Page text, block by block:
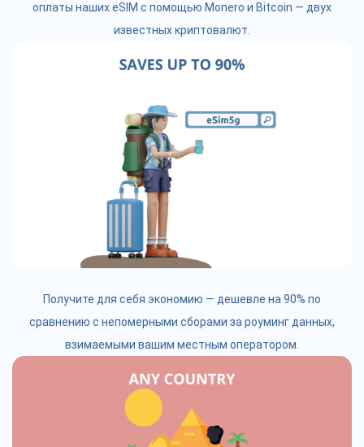
оплаты наших eSIM с помощью Monero и Bitcoin — двух
известных криптовалют.
Получите для себя экономию — дешевле на 90% по
сравнению с непомерными сборами за роуминг данных,
взимаемыми вашим местным оператором.